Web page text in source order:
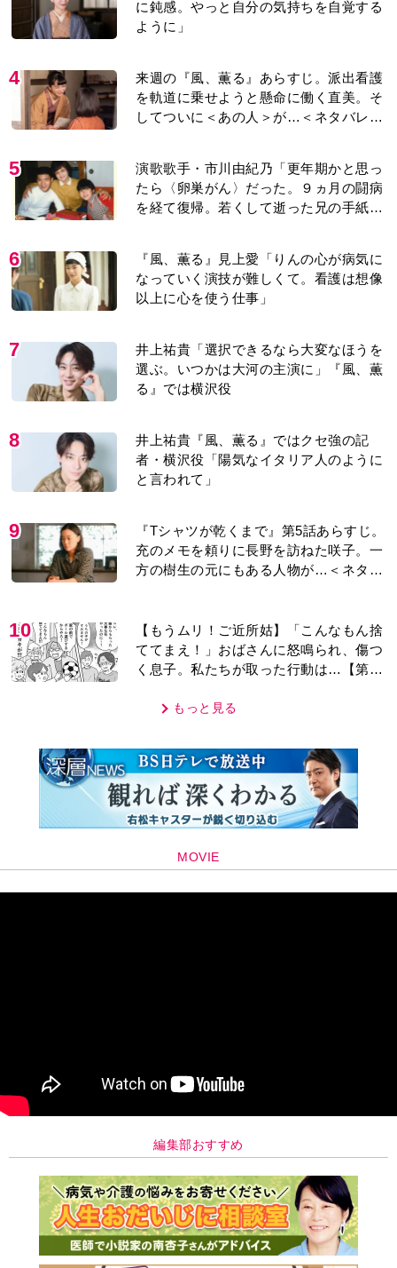
に鈍感。やっと自分の気持ちを自覚する
ように」
4
来週の『風、薫る』あらすじ。派出看護
を軌道に乗せようと懸命に働く直美。そ
してついに＜あの人＞が…＜ネタバレあ
5
演歌歌手・市川由紀乃「更年期かと思っ
たら〈卵巣がん〉だった。９ヵ月の闘病
を経て復帰。若くして逝った兄の手紙を
6
『風、薫る』見上愛「りんの心が病気に
なっていく演技が難しくて。看護は想像
以上に心を使う仕事」
7
井上祐貴「選択できるなら大変なほうを
選ぶ。いつかは大河の主演に」『風、薫
る』では横沢役
8
井上祐貴『風、薫る』ではクセ強の記
者・横沢役「陽気なイタリア人のように
と言われて」
9
『Tシャツが乾くまで』第5話あらすじ。
充のメモを頼りに長野を訪ねた咲子。一
方の樹生の元にもある人物が…＜ネタバ
10
【もうムリ！ご近所姑】「こんなもん捨
ててまえ！」おばさんに怒鳴られ、傷つ
く息子。私たちが取った行動は…【第3
もっと見る
MOVIE
編集部おすすめ